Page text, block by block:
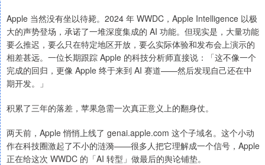
Apple 当然没有坐以待毙。2024 年 WWDC，Apple Intelligence 以极
大的声势登场，承诺了一堆深度集成的 AI 功能。但现实是，大量功能
要么推迟，要么只在特定地区开放，要么实际体验和发布会上演示的
相差甚远。一位长期跟踪 Apple 的科技分析师直接说：「这不像一个
完成的回归，更像 Apple 终于来到 AI 赛道——然后发现自己还在中
期开发。」
积累了三年的落差，苹果急需一次真正意义上的翻身仗。
两天前，Apple 悄悄上线了 genai.apple.com 这个子域名。这个小动
作在科技圈激起了不小的涟漪——很多人把它理解成一个信号，Apple
正在给这次 WWDC 的「AI 转型」做最后的舆论铺垫。